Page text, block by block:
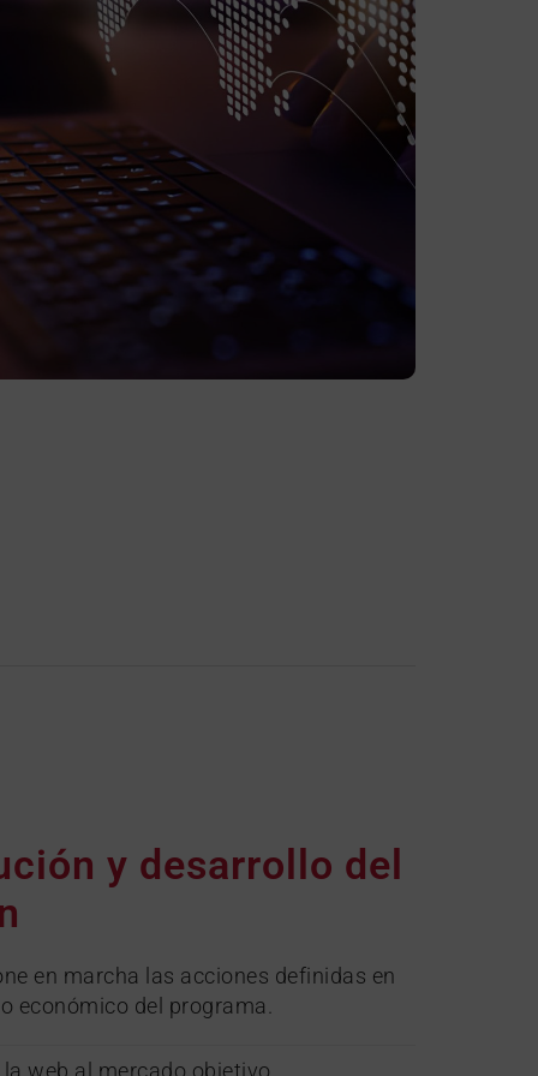
y desarrollo del
en marcha las acciones definidas en
económico del programa.
web al mercado objetivo.